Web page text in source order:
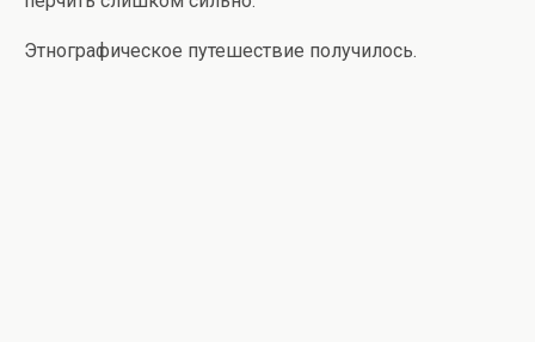
Этнографическое путешествие получилось.